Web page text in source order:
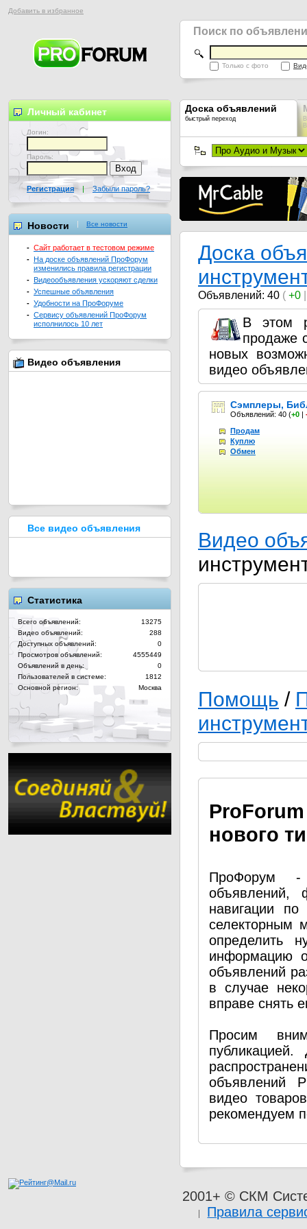
Добавить в избранное
Поиск по
Только с фото
Доска объявлений
быстрый переход
Доска
Объявлений: 40 ( +0
В этом
продаже
новых
видео
Сэмплеры,
Объявлений: 40 (+0 |
Продам
Куплю
Обмен
Видео
Помощь /
Pro
нового
ПроФорум -
объявлений,
навигации по
селекторным
определить
информацию
объявлений
в случае
вправе снять
Просим
объявлений
видео
рекомендуем
Личный кабинет
Логин:
Пароль:
Регистрация | Забыли пароль?
Новости Все новости
- Сайт работает в тестовом режиме
- На доске объявлений ПроФорум
изменились правила регистрации
- Видеообъявления ускоряют сделки
- Успешные объявления
- Удобности на ПроФоруме
- Сервису объявлений ПроФорум
исполнилось 10 лет
Видео объявления
Все видео объявления
Статистика
Всего объявлений:
13275
Видео объявлений:
288
Доступных объявлений:
0
Просмотров объявлений:
4555449
Объявлений в день:
0
Пользователей в системе:
1812
Основной регион:
Москва
2001+ © СКМ
Правила